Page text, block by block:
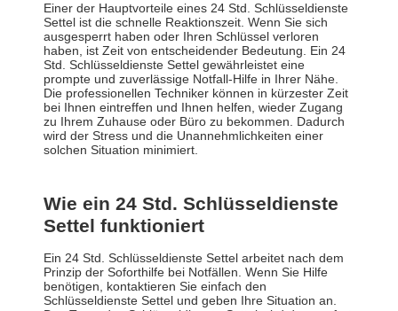
Einer der Hauptvorteile eines 24 Std. Schlüsseldienste
Settel ist die schnelle Reaktionszeit. Wenn Sie sich
ausgesperrt haben oder Ihren Schlüssel verloren
haben, ist Zeit von entscheidender Bedeutung. Ein 24
Std. Schlüsseldienste Settel gewährleistet eine
prompte und zuverlässige Notfall-Hilfe in Ihrer Nähe.
Die professionellen Techniker können in kürzester Zeit
bei Ihnen eintreffen und Ihnen helfen, wieder Zugang
zu Ihrem Zuhause oder Büro zu bekommen. Dadurch
wird der Stress und die Unannehmlichkeiten einer
solchen Situation minimiert.
Wie ein 24 Std. Schlüsseldienste
Settel funktioniert
Ein 24 Std. Schlüsseldienste Settel arbeitet nach dem
Prinzip der Soforthilfe bei Notfällen. Wenn Sie Hilfe
benötigen, kontaktieren Sie einfach den
Schlüsseldienste Settel und geben Ihre Situation an.